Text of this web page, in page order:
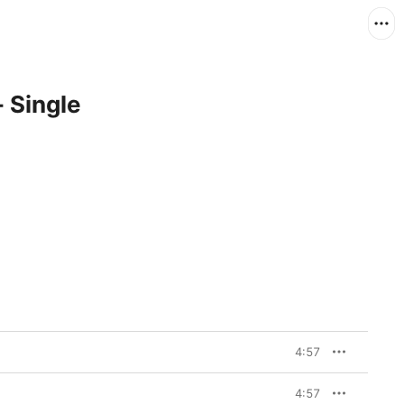
Single
4:57
4:57